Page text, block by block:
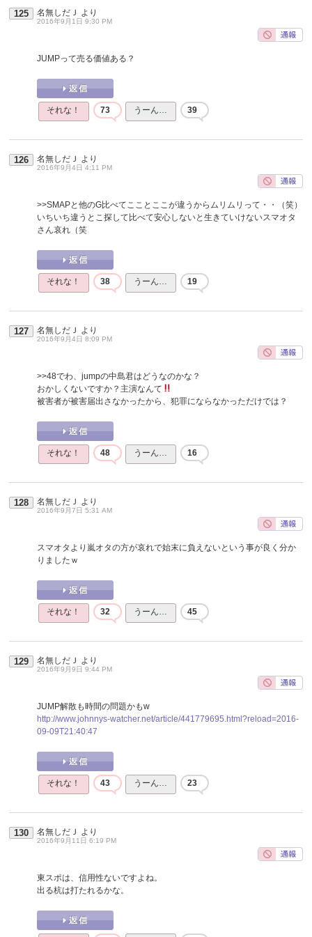
125 名無しだＪ より
2016年9月1日 9:30 PM
JUMPって売る価値ある？
それな！ 73 うーん… 39
126 名無しだＪ より
2016年9月4日 4:11 PM
>>SMAPと他のG比べてこことここが違うからムリムリって・・（笑）
いちいち違うとこ探して比べて安心しないと生きていけないスマオタ
さん哀れ（笑
それな！ 38 うーん… 19
127 名無しだＪ より
2016年9月4日 8:09 PM
>>48でわ、jumpの中島君はどうなのかな？
おかしくないですか？主演なんて
被害者が被害届出さなかったから、犯罪にならなかっただけでは？
それな！ 48 うーん… 16
128 名無しだＪ より
2016年9月7日 5:31 AM
スマオタより嵐オタの方が哀れで始末に負えないという事が良く分か
りましたｗ
それな！ 32 うーん… 45
129 名無しだＪ より
2016年9月9日 9:44 PM
JUMP解散も時間の問題かもw
http://www.johnnys-watcher.net/article/441779695.html?reload=2016-
09-09T21:40:47
それな！ 43 うーん… 23
130 名無しだＪ より
2016年9月11日 6:19 PM
東スポは、信用性ないですよね。
出る杭は打たれるかな。